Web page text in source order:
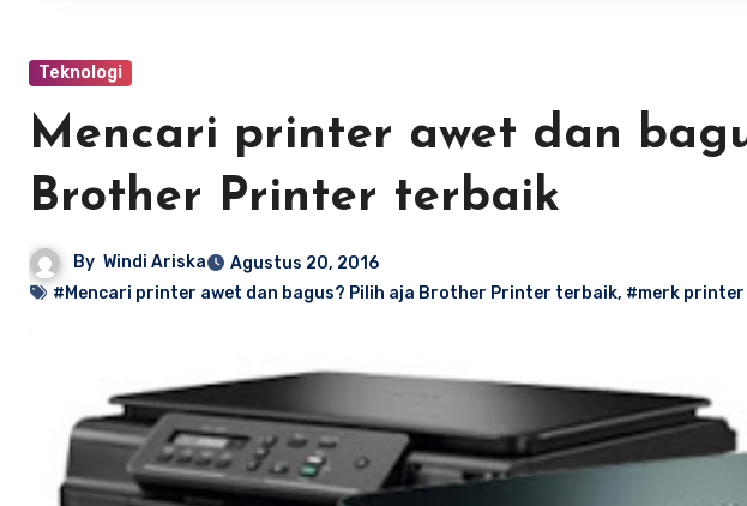
Teknologi
Mencari printer awet dan
Brother Printer terbaik
By Windi Ariska
Agustus 20, 2016
#Mencari printer awet dan bagus? Pilih aja Brother Printer terbaik, #merk printer